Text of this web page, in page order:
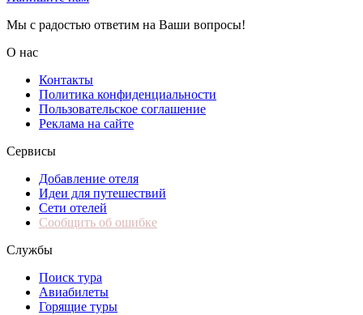
Мы с радостью ответим на Ваши вопросы!
О нас
Контакты
Политика конфиденциальности
Пользовательское соглашение
Реклама на сайте
Сервисы
Добавление отеля
Идеи для путешествий
Сети отелей
Сообщить об ошибке
Службы
Поиск тура
Авиабилеты
Горящие туры